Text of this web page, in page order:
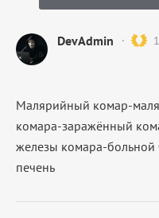
DevAdmin
Малярийный комар-
комара-заражённый
железы комара-больной
печень